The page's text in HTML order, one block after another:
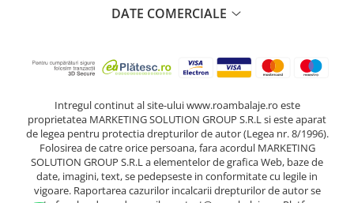
DATE COMERCIALE
Intregul continut al site-ului www.roambalaje.ro este
proprietatea MARKETING SOLUTION GROUP S.R.L si este aparat
de legea pentru protectia drepturilor de autor (Legea nr. 8/1996).
Folosirea de catre orice persoana, fara acordul MARKETING
SOLUTION GROUP S.R.L a elementelor de grafica Web, baze de
date, imagini, text, se pedepseste in conformitate cu legile in
vigoare. Raportarea cazurilor incalcarii drepturilor de autor se